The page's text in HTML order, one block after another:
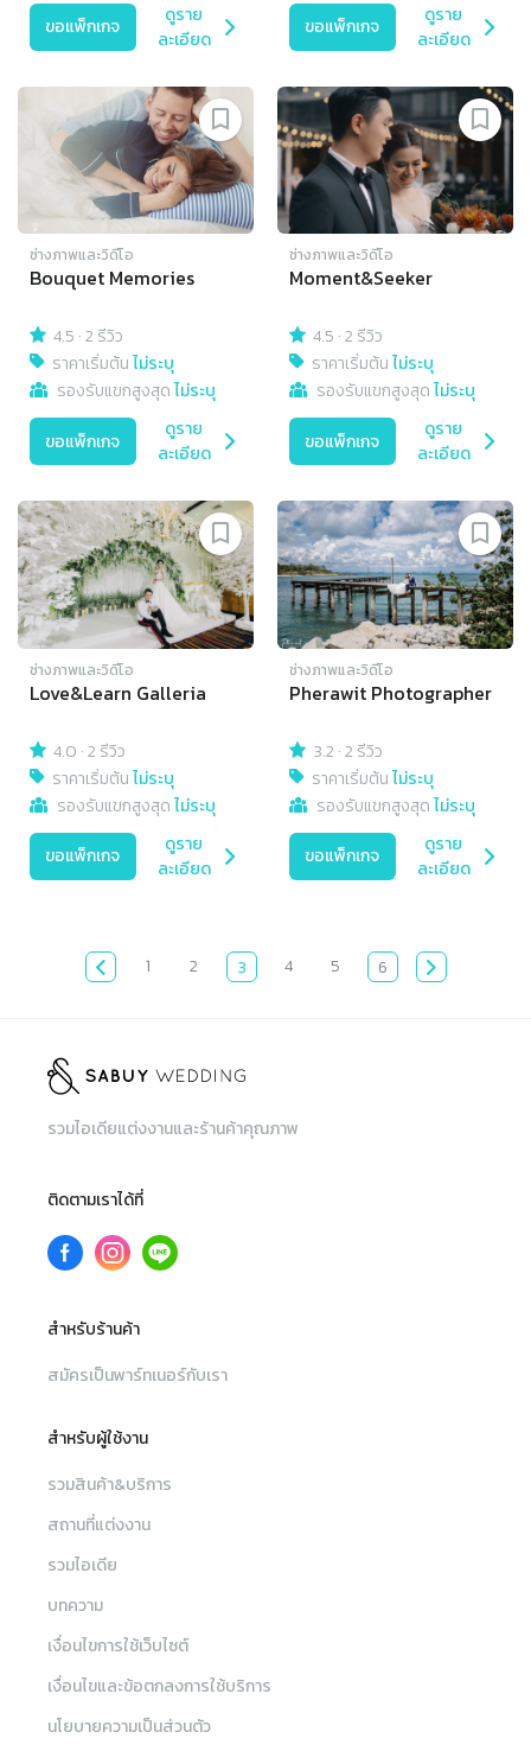
ขอแพ็กเกจ
ดูราย
ละเอียด
ขอแพ็กเกจ
ดูราย
ละเอียด
ช่างภาพและวิดีโอ
Bouquet Memories
4.5 ·2 รีวิว
ราคาเริ่มต้นไม่ระบุ
รองรับแขกสูงสุดไม่ระบุ
ขอแพ็กเกจ
ดูราย
ละเอียด
ช่างภาพและวิดีโอ
Moment&Seeker
4.5 ·2 รีวิว
ราคาเริ่มต้นไม่ระบุ
รองรับแขกสูงสุดไม่ระบุ
ขอแพ็กเกจ
ดูราย
ละเอียด
ช่างภาพและวิดีโอ
Love&Learn Galleria
4.0 ·2 รีวิว
ราคาเริ่มต้นไม่ระบุ
รองรับแขกสูงสุดไม่ระบุ
ขอแพ็กเกจ
ดูราย
ละเอียด
ช่างภาพและวิดีโอ
Pherawit Photographer
3.2 ·2 รีวิว
ราคาเริ่มต้นไม่ระบุ
รองรับแขกสูงสุดไม่ระบุ
ขอแพ็กเกจ
ดูราย
ละเอียด
1 2 3 4 5 6
รวมไอเดียแต่งงานและร้านค้าคุณภาพ
ติดตามเราได้ที่
สำหรับร้านค้า
สมัครเป็นพาร์ทเนอร์กับเรา
สำหรับผู้ใช้งาน
รวมสินค้า&บริการ
สถานที่แต่งงาน
รวมไอเดีย
บทความ
เงื่อนไขการใช้เว็บไซต์
เงื่อนไขและข้อตกลงการใช้บริการ
นโยบายความเป็นส่วนตัว